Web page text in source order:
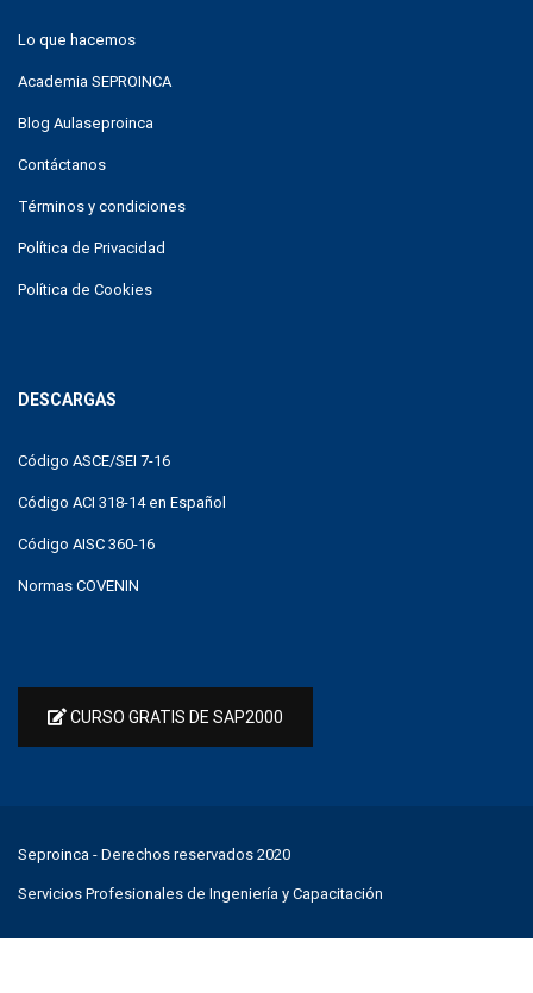
Lo que hacemos
Academia SEPROINCA
Blog Aulaseproinca
Contáctanos
Términos y condiciones
Política de Privacidad
Política de Cookies
DESCARGAS
Código ASCE/SEI 7-16
Código ACI 318-14 en Español
Código AISC 360-16
Normas COVENIN
CURSO GRATIS DE SAP2000
Seproinca - Derechos reservados 2020
Servicios Profesionales de Ingeniería y Capacitación